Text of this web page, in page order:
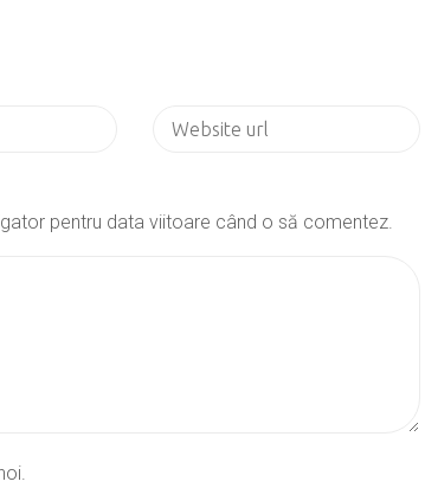
pentru data viitoare când o să comentez.